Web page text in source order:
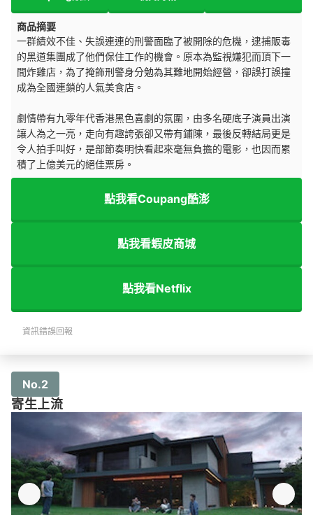
商品摘要
一群績效不佳、失誤連連的刑警面臨了被開除的危機，逮捕販毒
的黑道集團成了他們保住工作的機會。原本為監視嫌犯而頂下一
間炸雞店，為了掩飾刑警身分勉為其難地開始經營，卻誤打誤撞
成為全國連鎖的人氣美食店。
劇情帶有九零年代香港黑色喜劇的氛圍，由多名硬底子演員出演
讓人為之一亮，走向有趣誇張卻又帶有鋪陳，最後反轉結局更是
令人拍手叫好，是部節奏明快看起來毫無負擔的電影，也因而累
積了上億美元的絕佳票房。
點我看Coupang酷澎
點我看蝦皮商城
點我看Netflix
資訊錯誤回報
No.2
寄生上流